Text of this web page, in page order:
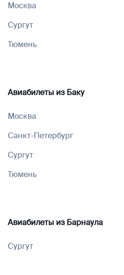
Москва
Сургут
Тюмень
Авиабилеты изБаку
Москва
Санкт-Петербург
Сургут
Тюмень
Авиабилеты изБарнаула
Сургут